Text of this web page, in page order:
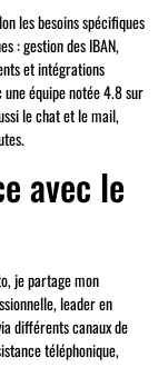
les besoins spécifiques
: gestion des IBAN,
et intégrations
équipe notée 4.8 sur
le chat et le mail,
avec le
je partage mon
leader en
différents canaux de
téléphonique,